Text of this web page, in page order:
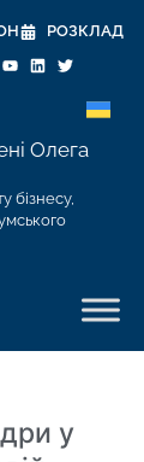
РОЗКЛАД
Олега
бізнесу,
у